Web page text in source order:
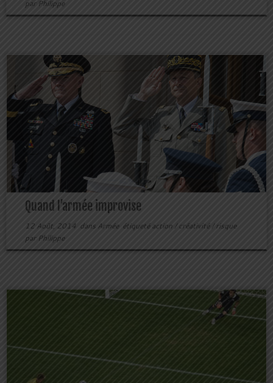
par Philippe
Quand l’armée improvise
12 Août, 2014 dans Armée étiquetéaction /créativité /risque
par Philippe